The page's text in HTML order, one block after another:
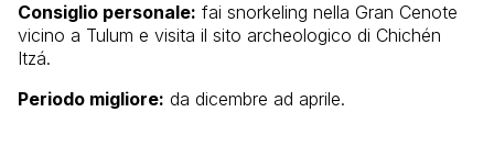
Consiglio personale: fai snorkeling nella Gran Cenote
vicino a Tulum e visita il sito archeologico di Chichén
Itzá.
Periodo migliore: da dicembre ad aprile.